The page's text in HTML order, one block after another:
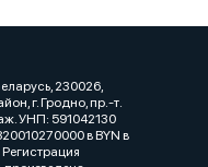
230026,
г. Гродно, пр.-т.
УНП: 591042130
в BYN в